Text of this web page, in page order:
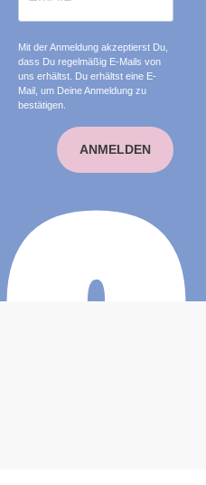
Mit der Anmeldung akzeptierst Du,
dass Du regelmäßig E-Mails von
uns erhältst. Du erhältst eine E-
Mail, um Deine Anmeldung zu
bestätigen.
ANMELDEN